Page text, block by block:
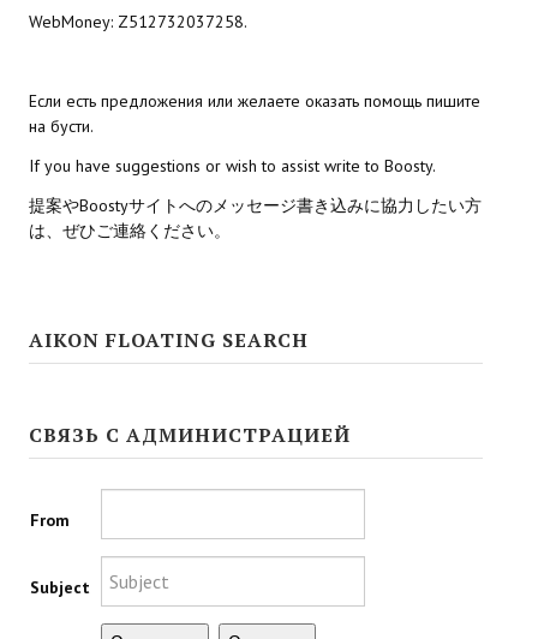
GTA 5
Mass Effect Andromeda
Neverwinter Nights 1
Sims 3
Star Wars Jedi Knight: Dark Force II
Star Wars Knights of the Old Republic 1
Star Wars Knights of the Old Republic 2
Titan Quest Immortal Throne
WebMoney: Z512732037258.
Если есть предложения или желаете оказать помощь пишите
на бусти.
If you have suggestions or wish to assist write to Boosty.
提案やBoostyサイトへのメッセージ書き込みに協力したい方
は、ぜひご連絡ください。
AIKON FLOATING SEARCH
СВЯЗЬ С АДМИНИСТРАЦИЕЙ
From
Subject